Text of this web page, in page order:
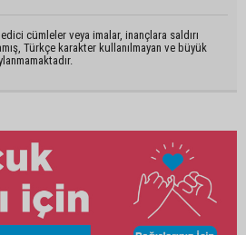
cümleler veya imalar, inançlara saldırı
Türkçe karakter kullanılmayan ve büyük